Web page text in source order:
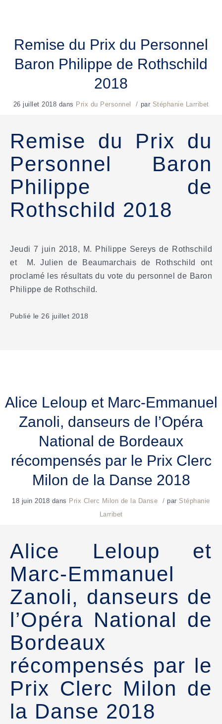
Remise du Prix du Personnel
Baron Philippe de Rothschild
2018
26 juillet 2018 dans Prix du Personnel / par Stéphanie Larribet
Remise du Prix du
Personnel Baron
Philippe de
Rothschild 2018
Jeudi 7 juin 2018, M. Philippe Sereys de Rothschild
et M. Julien de Beaumarchais de Rothschild ont
proclamé les résultats du vote du personnel de Baron
Philippe de Rothschild.
Publié le 26 juillet 2018
Alice Leloup et Marc-Emmanuel
Zanoli, danseurs de l’Opéra
National de Bordeaux
récompensés par le Prix Clerc
Milon de la Danse 2018
18 juin 2018 dans Prix Clerc Milon de la Danse / par Stéphanie
Larribet
Alice Leloup et
Marc-Emmanuel
Zanoli, danseurs de
l’Opéra National de
Bordeaux
récompensés par le
Prix Clerc Milon de
la Danse 2018